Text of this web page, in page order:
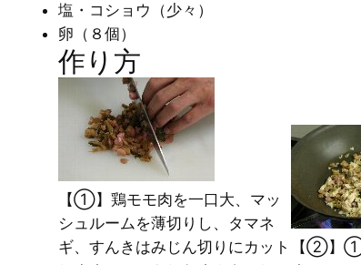
塩・コショウ（少々）
卵（８個）
作り方
【①】鶏モモ肉を一口大、マッ
シュルームを薄切りし、タマネ
ギ、すんきはみじん切りにカット
【②】①